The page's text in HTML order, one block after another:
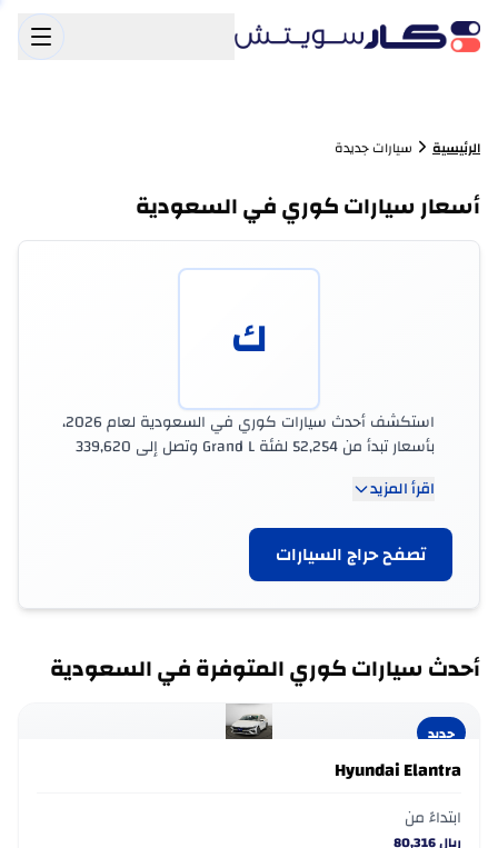
الرئيسية سيارات جديدة
أسعار سيارات كوري في السعودية
ك
استكشف أحدث سيارات كوري في السعودية لعام 2026،
بأسعار تبدأ من 52,254 لفئة Grand L وتصل إلى 339,620
الفئات المتاحة لاختيار سيارة كوري التي تناسب احتياجاتك.
اقرأ المزيد
تصفح حراج السيارات
أحدث سيارات كوري المتوفرة في السعودية
جديد
Hyundai Elantra
ابتداءً من
ريال80,316